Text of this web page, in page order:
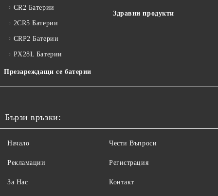
CR2 Батерии
2CR5 Батерии
CRP2 Батерии
PX28L Батерии
Презареждащи се батерии
Здравни продукти
Бързи връзки:
Начало
Рекламации
За Нас
Чести Въпроси
Регистрация
Контакт